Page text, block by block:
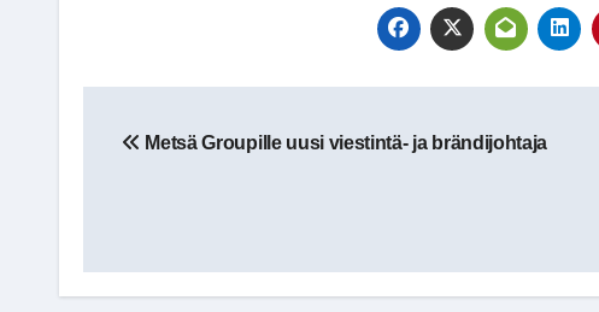
selaus
Metsä Groupille uusi viestintä- ja brändijohtaja